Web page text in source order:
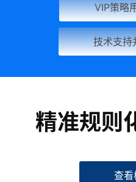
VIP策略
技术支持
精准规则
查